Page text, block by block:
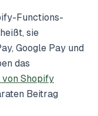
Functions-
sie
Google Pay und
das
Shopify
Beitrag